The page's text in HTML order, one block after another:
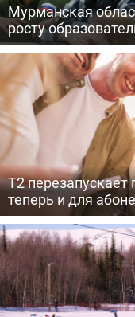
Мурманская
росту
Т2
теперь и для